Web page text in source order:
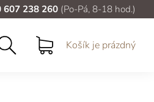
607 238 260 (Po-Pá, 8-18 hod.)
Košík je prázdný